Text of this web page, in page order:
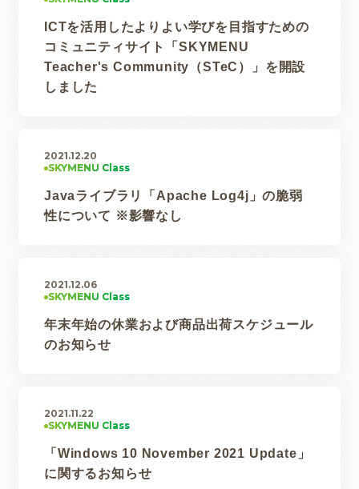
ICTを活用したよりよい学びを目指すための
コミュニティサイト「SKYMENU
Teacher's Community（STeC）」を開設
しました
2021.12.20
Javaライブラリ「Apache Log4j」の脆弱
性について ※影響なし
2021.12.06
年末年始の休業および商品出荷スケジュール
のお知らせ
2021.11.22
「Windows 10 November 2021 Update」
に関するお知らせ